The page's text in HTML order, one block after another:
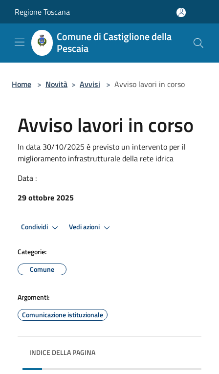
Regione Toscana
Comune di Castiglione della
Pescaia
Home > Novità > Avvisi > Avviso lavori in corso
Avviso lavori in corso
In data 30/10/2025 è previsto un intervento per il
miglioramento infrastrutturale della rete idrica
Data :
29 ottobre 2025
Condividi Vedi azioni
Categorie:
Comune
Argomenti:
Comunicazione istituzionale
INDICE DELLA PAGINA